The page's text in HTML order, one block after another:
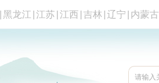
黑龙江 江苏 江西 吉林 辽宁 内蒙古